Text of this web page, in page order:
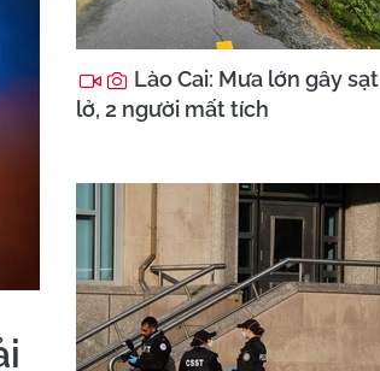
Lào Cai: Mưa lớn gây sạt
lở, 2 người mất tích